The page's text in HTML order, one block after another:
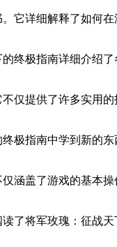
它详细解释了如何
终极指南详细介绍
仅提供了许多实用
极指南中学到新的
涵盖了游戏的基本
了将军玫瑰：征战